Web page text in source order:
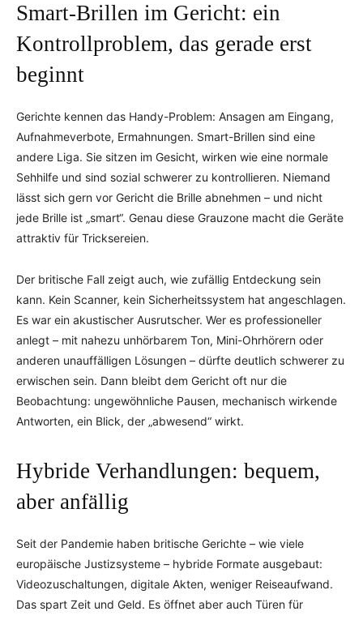
Smart-Brillen im Gericht: ein
Kontrollproblem, das gerade erst
beginnt
Gerichte kennen das Handy-Problem: Ansagen am Eingang,
Aufnahmeverbote, Ermahnungen. Smart-Brillen sind eine
andere Liga. Sie sitzen im Gesicht, wirken wie eine normale
Sehhilfe und sind sozial schwerer zu kontrollieren. Niemand
lässt sich gern vor Gericht die Brille abnehmen – und nicht
jede Brille ist „smart“. Genau diese Grauzone macht die Geräte
attraktiv für Tricksereien.
Der britische Fall zeigt auch, wie zufällig Entdeckung sein
kann. Kein Scanner, kein Sicherheitssystem hat angeschlagen.
Es war ein akustischer Ausrutscher. Wer es professioneller
anlegt – mit nahezu unhörbarem Ton, Mini-Ohrhörern oder
anderen unauffälligen Lösungen – dürfte deutlich schwerer zu
erwischen sein. Dann bleibt dem Gericht oft nur die
Beobachtung: ungewöhnliche Pausen, mechanisch wirkende
Antworten, ein Blick, der „abwesend“ wirkt.
Hybride Verhandlungen: bequem,
aber anfällig
Seit der Pandemie haben britische Gerichte – wie viele
europäische Justizsysteme – hybride Formate ausgebaut:
Videozuschaltungen, digitale Akten, weniger Reiseaufwand.
Das spart Zeit und Geld. Es öffnet aber auch Türen für